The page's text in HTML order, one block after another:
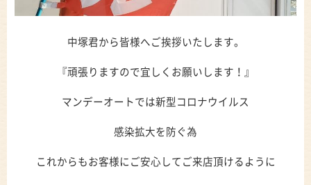
中塚君から皆様へご挨拶いたします。
『頑張りますので宜しくお願いします！』
マンデーオートでは新型コロナウイルス
感染拡大を防ぐ為
これからもお客様にご安心してご来店頂けるように